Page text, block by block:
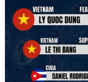
VBO is pleased to
Vietnam Boxing
to join the convention in
hands to restart
We will release more
review them and release
#ibfconvention
#grandhotram